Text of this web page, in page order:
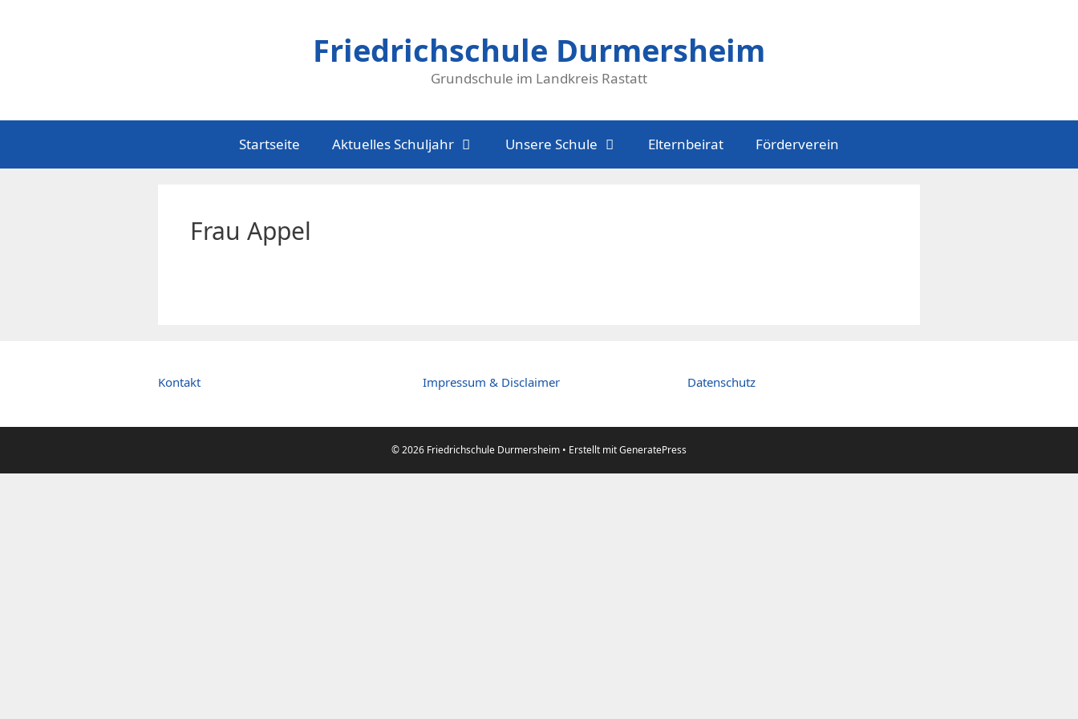
Friedrichschule Durmersheim
Grundschule im Landkreis Rastatt
Startseite Aktuelles Schuljahr Unsere Schule Elternbeirat Förderverein
Frau Appel
Kontakt Impressum & Disclaimer Datenschutz
© 2026 Friedrichschule Durmersheim • Erstellt mitGeneratePress